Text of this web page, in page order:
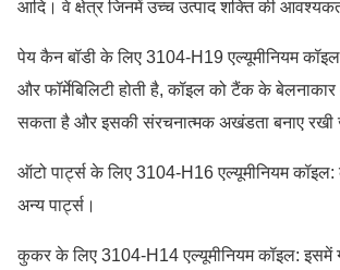
आदि। वे क्षेत्र जिनमें उच्च उत्पाद शक्ति की
पेय कैन बॉडी के लिए 3104-H19 एल्यूमीनियम
और फॉर्मेबिलिटी होती है, कॉइल को टैंक के
सकता है और इसकी संरचनात्मक अखंडता बनाए रखी
ऑटो पार्ट्स के लिए 3104-H16 एल्यूमीनियम
अन्य पार्ट्स।
कुकर के लिए 3104-H14 एल्यूमीनियम कॉइल: इसमें